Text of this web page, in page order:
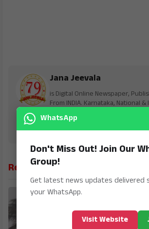
Jana Jeevala
is Digital Online Newspaper,
From INDIA. Karnataka, National
Updates including Politics,
Education, Sports, Science,
Breaking News From India &
Related News
WhatsApp
Don't Miss Out! Join Our
Group!
Get latest news updates
your WhatsApp.
Visit Website